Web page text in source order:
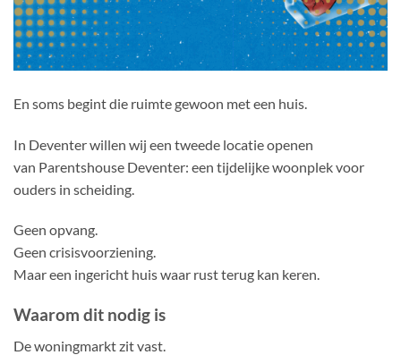
En soms begint die ruimte gewoon met een huis.
In Deventer willen wij een tweede locatie openen
van Parentshouse Deventer: een tijdelijke woonplek voor
ouders in scheiding.
Geen opvang.
Geen crisisvoorziening.
Maar een ingericht huis waar rust terug kan keren.
Waarom dit nodig is
De woningmarkt zit vast.